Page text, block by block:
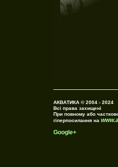
АКВАТИКА © 2004 -
Всі права захищені
При повному або
гіперпосилання на
Google+